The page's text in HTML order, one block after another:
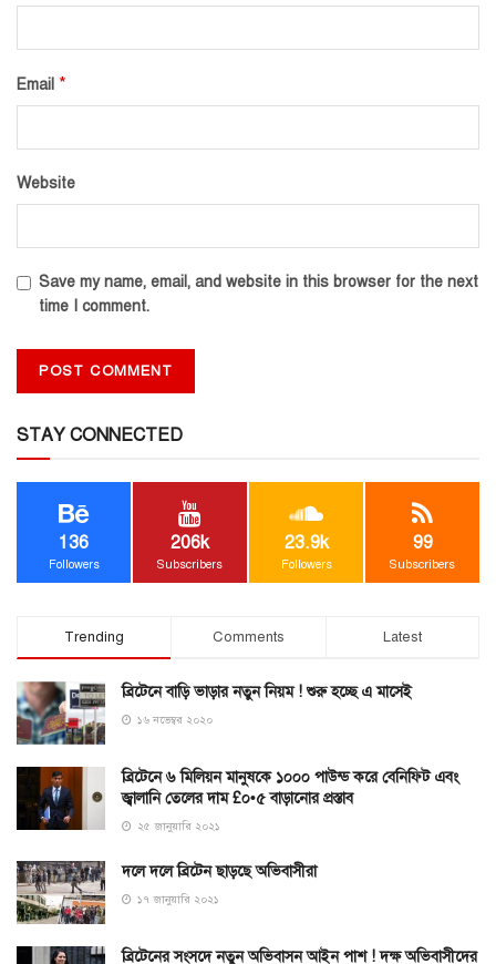
Email *
Website
Save my name, email, and website in this browser for the next
time I comment.
STAY CONNECTED
136
Followers
206k
Subscribers
23.9k
Followers
99
Subscribers
Trending Comments Latest
ব্রিটেনে বাড়ি ভাড়ার নতুন নিয়ম ! শুরু হচ্ছে এ মাসেই
১৬ নভেম্বর ২০২০
ব্রিটেনে ৬ মিলিয়ন মানুষকে ১০০০ পাউন্ড করে বেনিফিট এবং
জ্বালানি তেলের দাম £০•৫ বাড়ানোর প্রস্তাব
২৫ জানুয়ারি ২০২১
দলে দলে ব্রিটেন ছাড়ছে অভিবাসীরা
১৭ জানুয়ারি ২০২১
ব্রিটেনের সংসদে নতুন অভিবাসন আইন পাশ ! দক্ষ অভিবাসীদের